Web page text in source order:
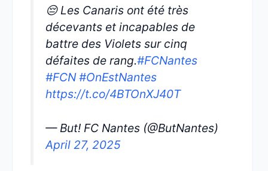
😔 Les Canaris ont été très
décevants et incapables de
battre des Violets sur cinq
défaites de rang.#FCNantes
#FCN #OnEstNantes
https://t.co/4BTOnXJ40T
— But! FC Nantes (@ButNantes)
April 27, 2025